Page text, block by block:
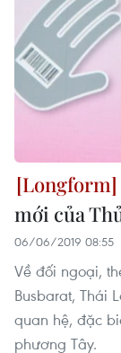
mới của
06/06/2019 08:55
Về đối ngoại,
Busbarat, Thái
quan hệ, đặc
phương Tây.